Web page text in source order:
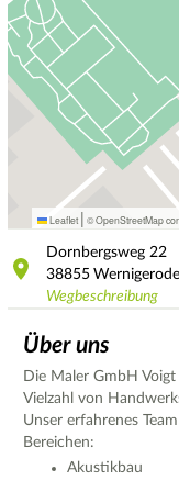
Leaflet | © OpenStreetMap
Dornbergsweg 22
38855 Wernigerode
Wegbeschreibung
Über uns
Die Maler GmbH
Vielzahl von
Unser erfahrenes
Bereichen:
Akustikbau